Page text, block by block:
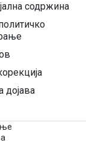
содржина
дојава